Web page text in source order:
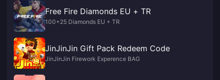
Free Fire Diamonds EU + TR
100+25 Diamonds EU + TR
JinJinJin Gift Pack Redeem Code
JinJinJin Firework Experence BAG